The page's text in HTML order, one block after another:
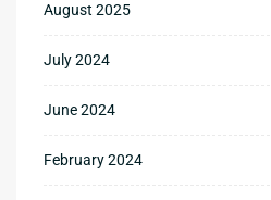
August 2025
July 2024
June 2024
February 2024